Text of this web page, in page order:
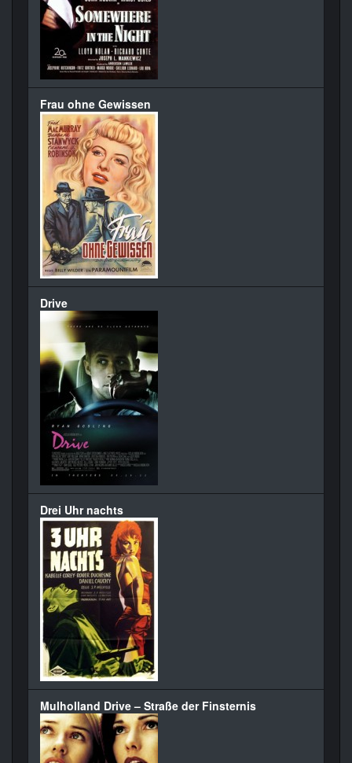
Frau ohne Gewissen
Drive
Drei Uhr nachts
Mulholland Drive – Straße der Finsternis